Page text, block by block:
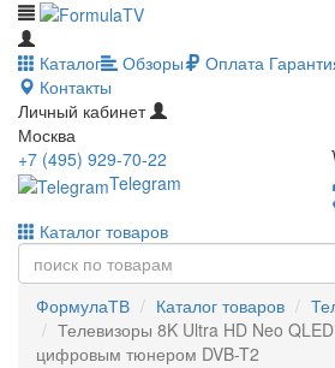
Каталог Обзоры Оплата
Контакты
Личный кабинет
Москва
+7 (495) 929-70-22
Telegram
Каталог товаров
ФормулаТВ Каталог товаров
Телевизоры 8K Ultra HD Neo
цифровым тюнером DVB-T2